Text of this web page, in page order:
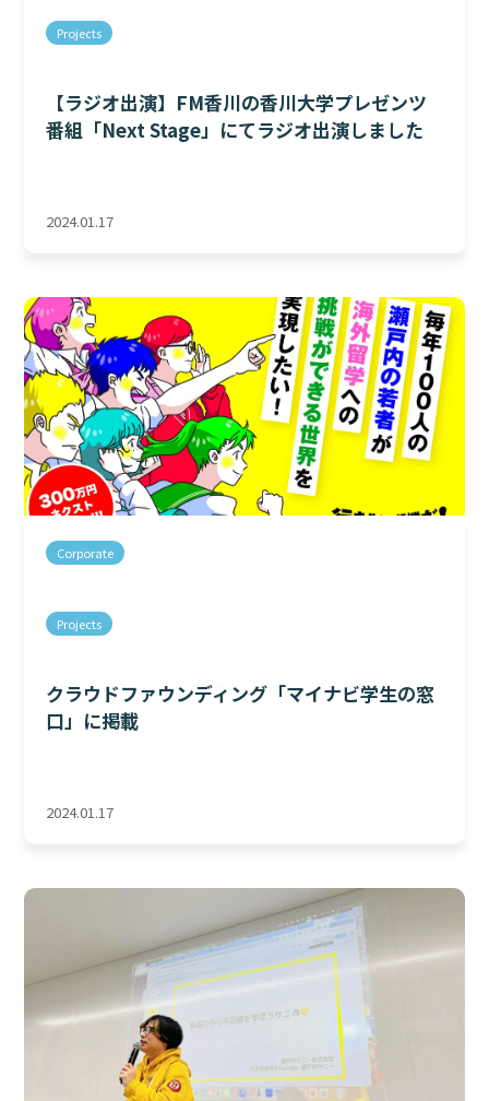
Projects
【ラジオ出演】FM香川の香川大学プレゼンツ
番組「Next Stage」にてラジオ出演しました
2024.01.17
Corporate
Projects
クラウドファウンディング「マイナビ学生の窓
口」に掲載
2024.01.17